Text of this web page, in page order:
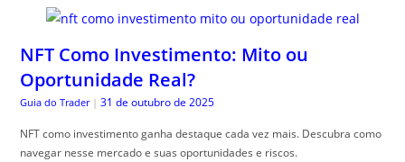
NFT Como Investimento: Mito ou
Oportunidade Real?
Guia do Trader | 31 de outubro de 2025
NFT como investimento ganha destaque cada vez mais. Descubra como
navegar nesse mercado e suas oportunidades e riscos.